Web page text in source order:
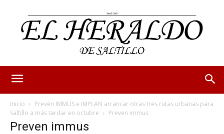
Inicio
Prevén IMMUS e IMPLAN arrancar otras tres rutas urbanas para
Saltillo a más tardar en octubre
Preven immus
Preven immus